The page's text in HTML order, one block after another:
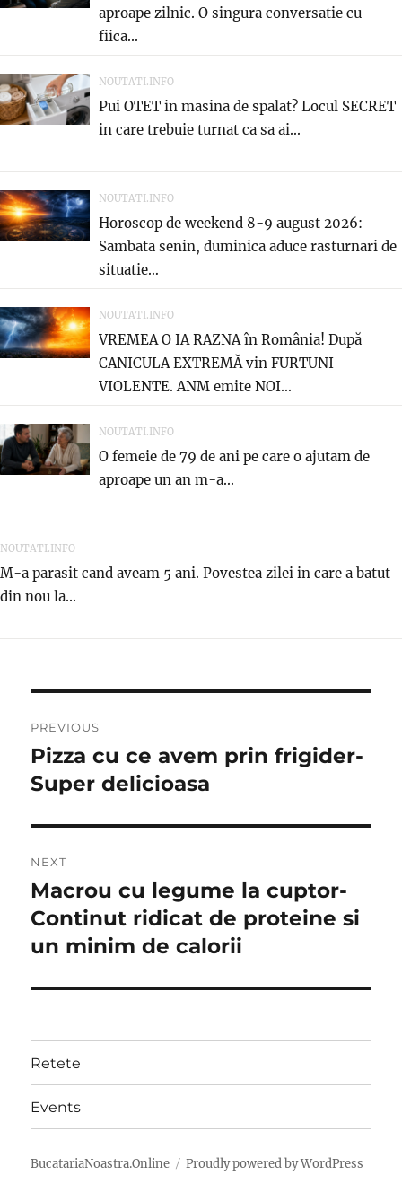
aproape zilnic. O singura conversatie cu
fiica...
NOUTATI.INFO
Pui OTET in masina de spalat? Locul SECRET
in care trebuie turnat ca sa ai...
NOUTATI.INFO
Horoscop de weekend 8-9 august 2026:
Sambata senin, duminica aduce rasturnari de
situatie…
NOUTATI.INFO
VREMEA O IA RAZNA în România! După
CANICULA EXTREMĂ vin FURTUNI
VIOLENTE. ANM emite NOI...
NOUTATI.INFO
O femeie de 79 de ani pe care o ajutam de
aproape un an m-a...
NOUTATI.INFO
M-a parasit cand aveam 5 ani. Povestea zilei in care a batut
din nou la...
navigation
PREVIOUS
Previous
post:
Pizza cu ce avem prin frigider-
Super delicioasa
NEXT
Next
post:
Macrou cu legume la cuptor-
Continut ridicat de proteine ​​si
un minim de calorii
Retete
Events
BucatariaNoastra.Online Proudly powered by WordPress